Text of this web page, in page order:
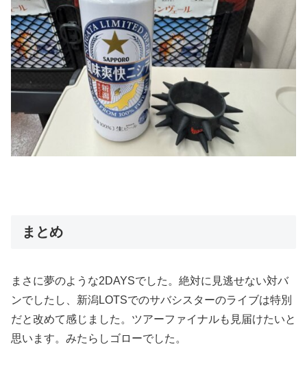
まとめ
まさに夢のような2DAYSでした。絶対に見逃せない対バ
ンでしたし、新潟LOTSでのサバシスターのライブは特別
だと改めて感じました。ツアーファイナルも見届けたいと
思います。みたらしゴローでした。